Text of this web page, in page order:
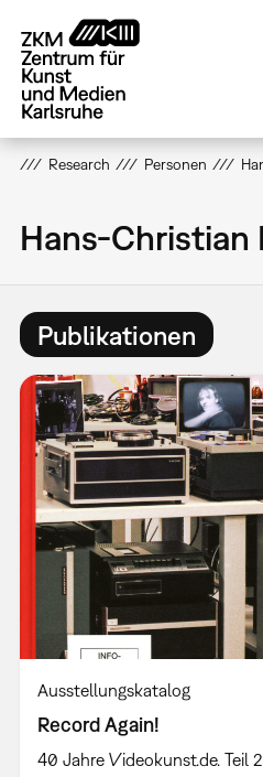
zum
Inhalt
Research Personen
Hans-Christian
Publikationen
Ausstellungskatalog
Record Again!
40 Jahre Videokunst.de. Teil 2